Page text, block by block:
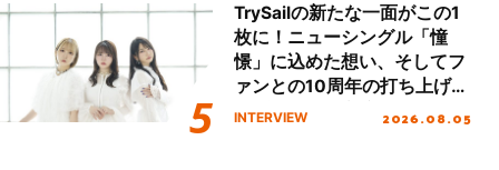
TrySailの新たな一面がこの1
枚に！ニューシングル「憧
憬」に込めた想い、そしてフ
ァンとの10周年の打ち上げラ
イブを終えた心境を聞いた。
INTERVIEW 2026.08.05